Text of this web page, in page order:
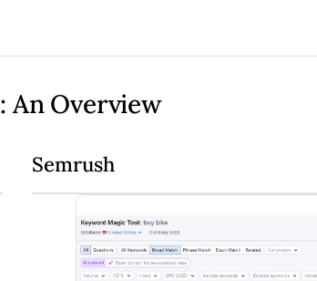
An Overview
Semrush